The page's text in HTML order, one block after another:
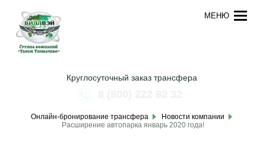
МЕНЮ
Круглосуточный заказ трансфера
Онлайн-бронирование трансфера
Новости компании
Расширение автопарка январь 2020 года!